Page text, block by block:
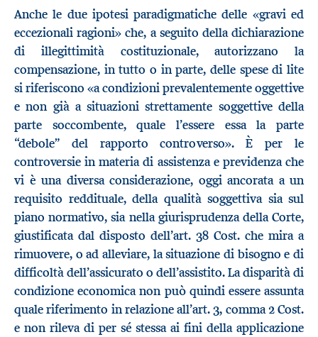
Anche le due ipotesi paradigmatiche delle «gravi ed
eccezionali ragioni» che, a seguito della dichiarazione
di illegittimità costituzionale, autorizzano la
compensazione, in tutto o in parte, delle spese di lite
si riferiscono «a condizioni prevalentemente oggettive
e non già a situazioni strettamente soggettive della
parte soccombente, quale l’essere essa la parte
“debole” del rapporto controverso». È per le
controversie in materia di assistenza e previdenza che
vi è una diversa considerazione, oggi ancorata a un
requisito reddituale, della qualità soggettiva sia sul
piano normativo, sia nella giurisprudenza della Corte,
giustificata dal disposto dell’art. 38 Cost. che mira a
rimuovere, o ad alleviare, la situazione di bisogno e di
difficoltà dell’assicurato o dell’assistito. La disparità di
condizione economica non può quindi essere assunta
quale riferimento in relazione all’art. 3, comma 2 Cost.
e non rileva di per sé stessa ai fini della applicazione